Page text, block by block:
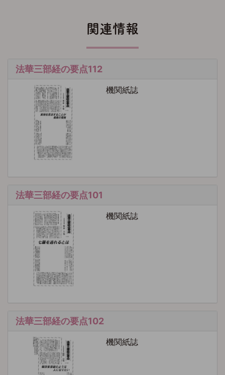
関連情報
法華三部経の要点112
機関紙誌
法華三部経の要点101
機関紙誌
法華三部経の要点102
機関紙誌